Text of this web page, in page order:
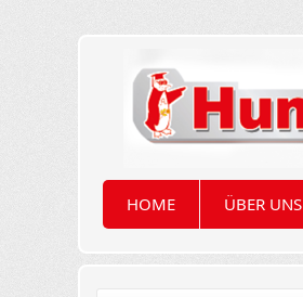
HOME ÜBER UNS